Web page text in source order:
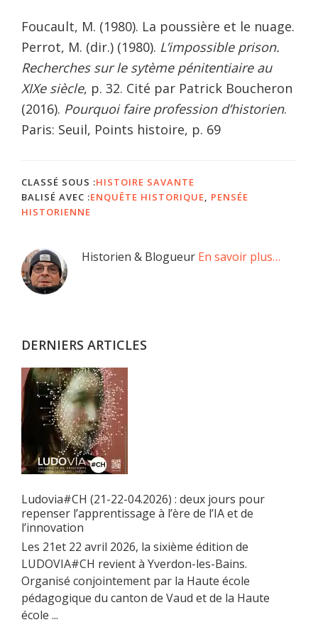
Foucault, M. (1980). La poussière et le nuage.
Perrot, M. (dir.) (1980). L’impossible prison.
Recherches sur le sytème pénitentiaire au
XIXe siècle, p. 32. Cité par Patrick Boucheron
(2016). Pourquoi faire profession d’historien.
Paris: Seuil, Points histoire, p. 69
CLASSÉ SOUS :HISTOIRE SAVANTE
BALISÉ AVEC :ENQUÊTE HISTORIQUE
PENSÉE
HISTORIENNE
Barre
latérale
Historien & Blogueur En savoir plus…
DERNIERS ARTICLES
Ludovia#CH (21-22-04.2026) : deux jours pour
repenser l’apprentissage à l’ère de l’IA et de
l’innovation
Les 21et 22 avril 2026, la sixième édition de
LUDOVIA#CH revient à Yverdon-les-Bains.
Organisé conjointement par la Haute école
pédagogique du canton de Vaud et de la Haute
école ...